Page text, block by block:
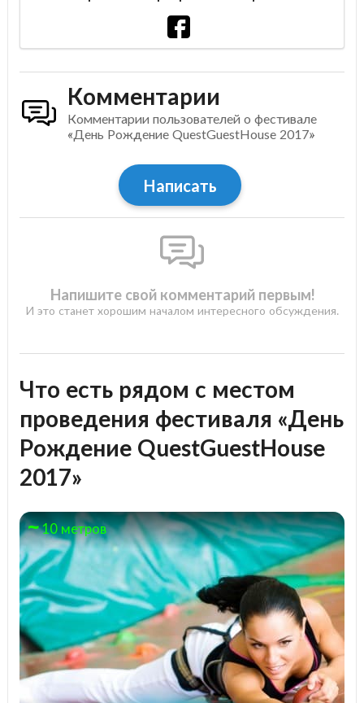
Комментарии
Комментарии пользователей о фестивале
«День Рождение QuestGuestHouse 2017»
Написать
Напишите свой комментарий первым!
И это станет хорошим началом интересного обсуждения.
Что есть рядом с местом
проведения фестиваля «День
Рождение QuestGuestHouse
2017»
10 метров